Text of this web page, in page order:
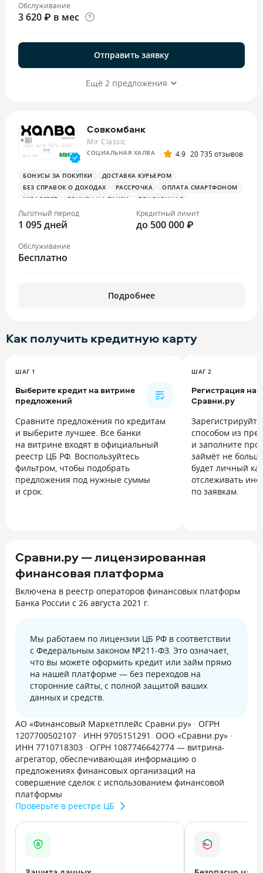
Обслуживание
3 620 ₽ в мес
Отправить заявку
Ещё 2 предложения
Совкомбанк
Mir Classic
СОЦИАЛЬНАЯ ХАЛВА 4.9 20 735 отзывов
БОНУСЫ ЗА ПОКУПКИ
ДОСТАВКА КУРЬЕРОМ
БЕЗ СПРАВОК О ДОХОДАХ
РАССРОЧКА
ОПЛАТА СМАРТФОНОМ
MIRACCEPT
БОНУСЫ НА ТАКСИ
ПЕНСИОННАЯ
ПЛАТЕЖНЫЙ СТИКЕР
Льготный период
1 095 дней
Кредитный лимит
до 500 000 ₽
Обслуживание
Бесплатно
Подробнее
Как получить кредитную карту
ШАГ 1
Выберите кредит на витрине
предложений
Сравните предложения по кредитам
и выберите лучшее. Все банки
на витрине входят в официальный
реестр ЦБ РФ. Воспользуйтесь
фильтром, чтобы подобрать
предложения под нужные суммы
и срок.
ШАГ 2
Регистрация на
Сравни.ру
способом из
и заполните
займёт не
будет личный
отслеживать
по заявкам.
Сравни.ру — лицензированная
финансовая платформа
Включена в реестр операторов финансовых платформ
Банка России с 26 августа 2021 г.
Мы работаем по лицензии ЦБ РФ в соответствии
с Федеральным законом №211-ФЗ. Это означает,
что вы можете оформить кредит или займ прямо
на нашей платформе — без переходов на
сторонние сайты, с полной защитой ваших
данных и средств.
АО «Финансовый Маркетплейс Сравни.ру» · ОГРН
1207700502107 · ИНН 9705151291. ООО «Сравни.ру» ·
ИНН 7710718303 · ОГРН 1087746642774 — витрина-
агрегатор, обеспечивающая информацию о
предложениях финансовых организаций на
совершение сделок с использованием финансовой
платформы
Проверьте в реестре ЦБ